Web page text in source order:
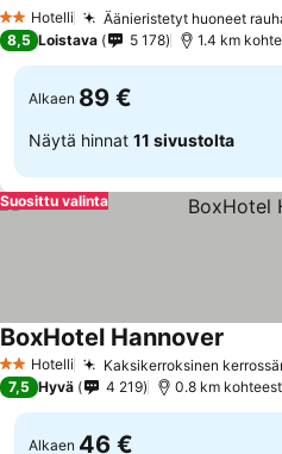
2 Tähtiluokitus
Hotelli Äänieristetyt huoneet
8,5 Loistava 5 178 1.4 km
Alkaen 89 €
Näytä hinnat 11 sivustolta
Suosittu valinta
2 Tähtiluokitus
Hotelli Kaksikerroksinen
BoxHotel Hannover
7,5 Hyvä 4 219 0.8 km
Alkaen 46 €